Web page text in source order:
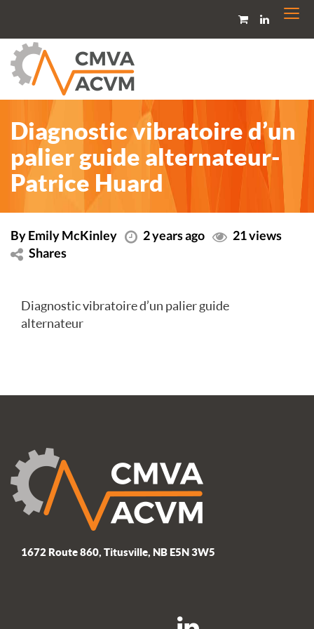
Diagnostic vibratoire d’un
palier guide alternateur-
Patrice Huard
By Emily McKinley 2 years ago
21 views
Shares
Diagnostic vibratoire d’un palier guide
alternateur
1672 Route 860, Titusville, NB E5N 3W5